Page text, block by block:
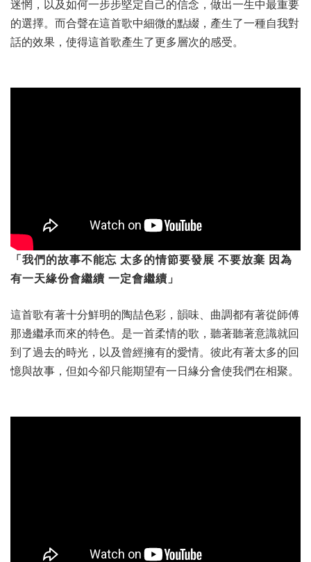
迷惘，以及如何一步步堅定自己的信念，做出一生中最重要
的選擇。而合聲在這首歌中細微的點綴，產生了一種自我對
話的效果，使得這首歌產生了更多層次的感受。
「我們的故事不能忘 太多的情節要發展 不要放棄 因為
有一天緣份會繼續 一定會繼續」
這首歌有著十分鮮明的陶喆色彩，韻味、曲調都有著從師傅
那邊繼承而來的特色。是一首柔情的歌，聽著聽著意識就回
到了過去的時光，以及曾經擁有的愛情。彼此有著太多的回
憶與故事，但如今卻只能期望有一日緣分會使我們在相聚。